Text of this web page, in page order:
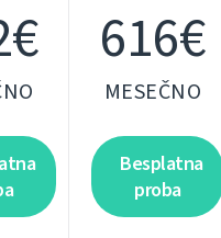
616€
MESEČNO
Besplatna
proba